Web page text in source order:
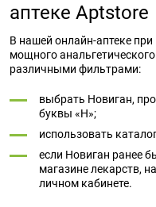
аптеке Aptstore
В нашей онлайн-аптеке
мощного
различными фильтрами:
выбрать Новиган,
буквы «Н»;
использовать
если Новиган ранее
магазине лекарств,
личном кабинете.